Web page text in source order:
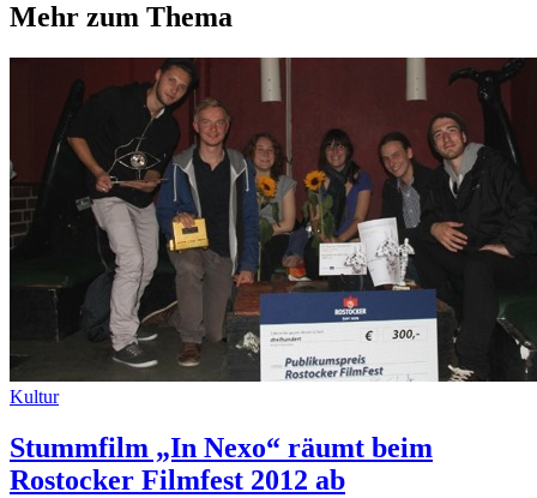
Mehr zum Thema
Kultur
Stummfilm „In Nexo“ räumt beim
Rostocker Filmfest 2012 ab